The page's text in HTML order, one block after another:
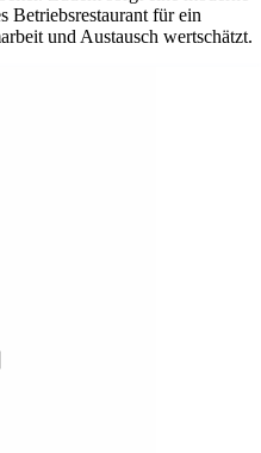
Betriebsrestaurant für ein
und Austausch wertschätzt.